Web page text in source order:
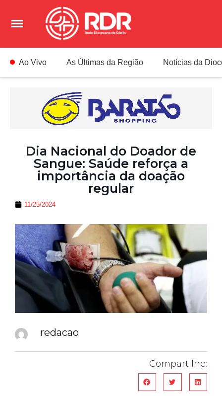
Ao Vivo As Últimas da Região Notícias da
Dia Nacional do Doador de
Sangue: Saúde reforça a
importância da doação
regular
11/25/2024
redacao
Compartilhe: